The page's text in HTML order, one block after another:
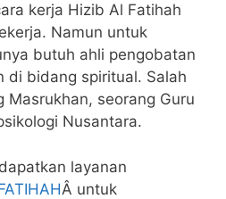
kerja Hizib Al Fatihah
Namun untuk
butuh ahli pengobatan
di bidang spiritual. Salah
Masrukhan, seorang Guru
Nusantara.
layanan
Â untuk